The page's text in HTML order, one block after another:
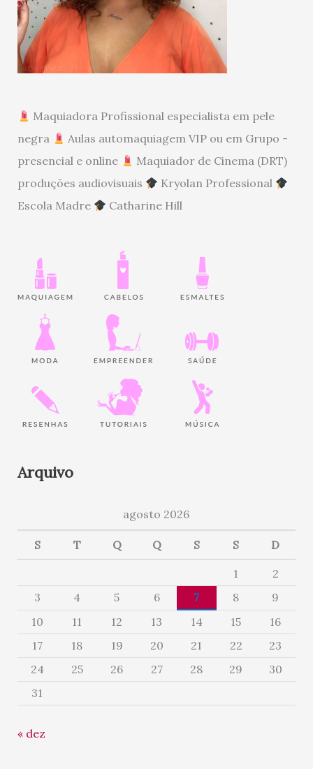
Maquiadora Profissional especialista em pele
negra
Aulas automaquiagem VIP ou em Grupo -
presencial e online
Maquiador de Cinema (DRT)
produções audiovisuais
Kryolan Professional
Escola Madre
Catharine Hill
Arquivo
agosto 2026
S T Q Q S S D
1
2
3
4 5 6 7 8
9
10
11 12 13 14 15
16
17
18 19 20 21 22
23
24
25 26 27 28 29
30
31
« dez